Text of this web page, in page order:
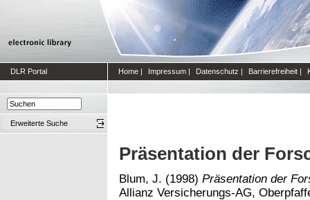
DLR Portal Home | Impressum | Datenschutz | Barrierefreiheit |
Erweiterte Suche
Präsentation der
Blum, J. (1998) Präsentation der
Allianz Versicherungs-AG,